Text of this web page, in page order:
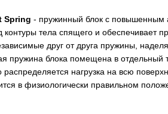
Spring - пружинный блок с повышенным
контуры тела спящего и обеспечивает
друг от друга пружины,
пружина блока помещена в отдельный
нагрузка на всю
в физиологически правильном